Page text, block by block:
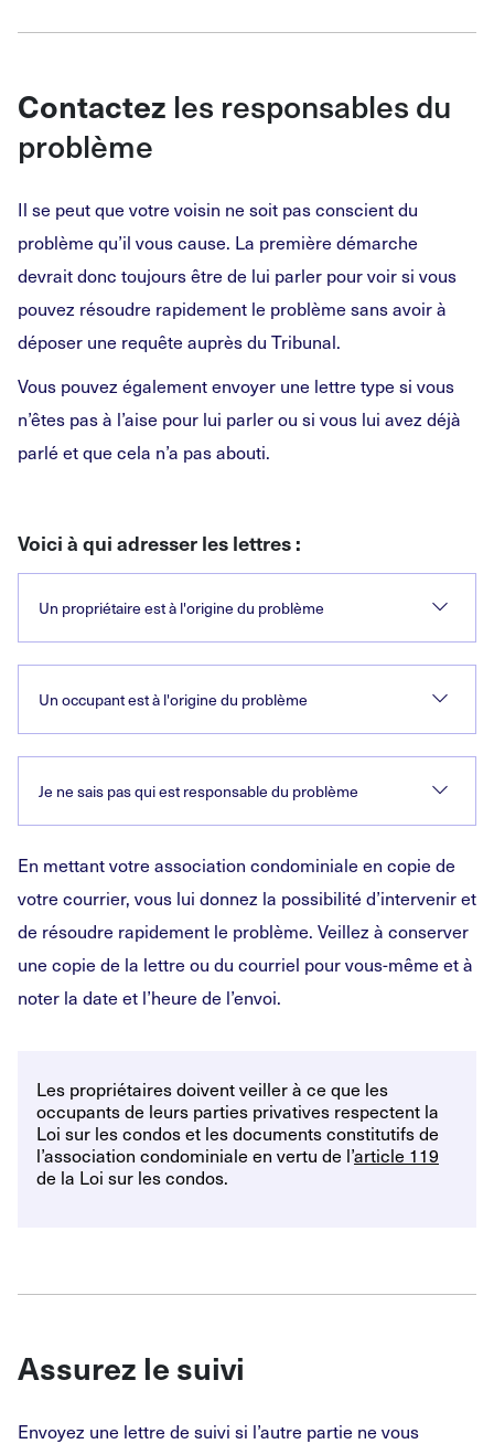
Contactez les responsables du
problème
Il se peut que votre voisin ne soit pas conscient du
problème qu’il vous cause. La première démarche
devrait donc toujours être de lui parler pour voir si vous
pouvez résoudre rapidement le problème sans avoir à
déposer une requête auprès du Tribunal.
Vous pouvez également envoyer une lettre type si vous
n’êtes pas à l’aise pour lui parler ou si vous lui avez déjà
parlé et que cela n’a pas abouti.
Voici à qui adresser les lettres :
Un propriétaire est à l'origine du problème
Un occupant est à l'origine du problème
Je ne sais pas qui est responsable du problème
En mettant votre association condominiale en copie de
votre courrier, vous lui donnez la possibilité d’intervenir et
de résoudre rapidement le problème. Veillez à conserver
une copie de la lettre ou du courriel pour vous-même et à
noter la date et l’heure de l’envoi.
Les propriétaires doivent veiller à ce que les
occupants de leurs parties privatives respectent la
Loi sur les condos et les documents constitutifs de
l’association condominiale en vertu de l’article 119
de la Loi sur les condos.
Assurez le suivi
Envoyez une lettre de suivi si l’autre partie ne vous